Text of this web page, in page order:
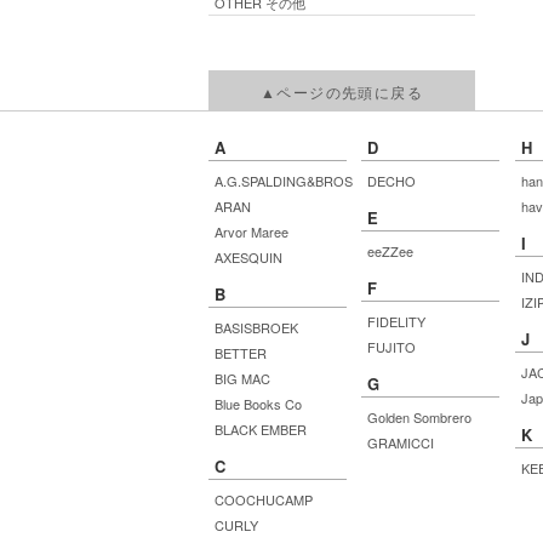
▲ページの先頭に戻る
A
A.G.SPALDING&BROS
ARAN
Arvor Maree
AXESQUIN
B
BASISBROEK
BETTER
BIG MAC
Blue Books Co
BLACK EMBER
C
COOCHUCAMP
CURLY
D
DECHO
E
eeZZee
F
FIDELITY
FUJITO
G
Golden Sombrero
GRAMICCI
H
I
J
K